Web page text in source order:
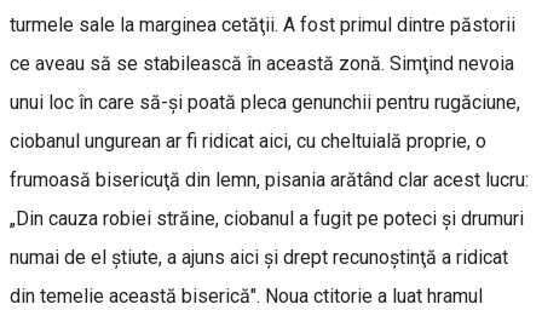
turmele sale la marginea cetăţii. A fost primul dintre păstorii
ce aveau să se stabilească în această zonă. Simţind nevoia
unui loc în care să-şi poată pleca genunchii pentru rugăciune,
ciobanul ungurean ar fi ridicat aici, cu cheltuială proprie, o
frumoasă bisericuţă din lemn, pisania arătând clar acest lucru:
„Din cauza robiei străine, ciobanul a fugit pe poteci şi drumuri
numai de el ştiute, a ajuns aici şi drept recunoştinţă a ridicat
din temelie această biserică". Noua ctitorie a luat hramul